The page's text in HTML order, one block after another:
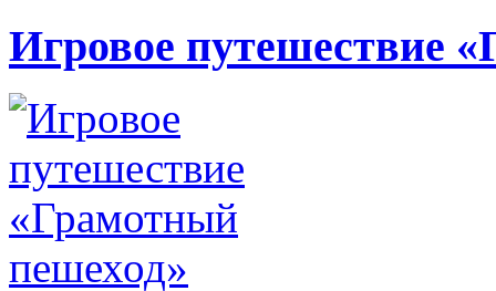
Игровое путешествие